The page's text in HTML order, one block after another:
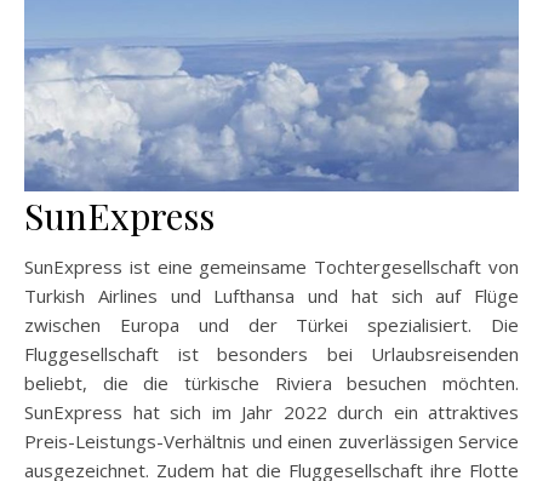
SunExpress
SunExpress ist eine gemeinsame Tochtergesellschaft von
Turkish Airlines und Lufthansa und hat sich auf Flüge
zwischen Europa und der Türkei spezialisiert. Die
Fluggesellschaft ist besonders bei Urlaubsreisenden
beliebt, die die türkische Riviera besuchen möchten.
SunExpress hat sich im Jahr 2022 durch ein attraktives
Preis-Leistungs-Verhältnis und einen zuverlässigen Service
ausgezeichnet. Zudem hat die Fluggesellschaft ihre Flotte